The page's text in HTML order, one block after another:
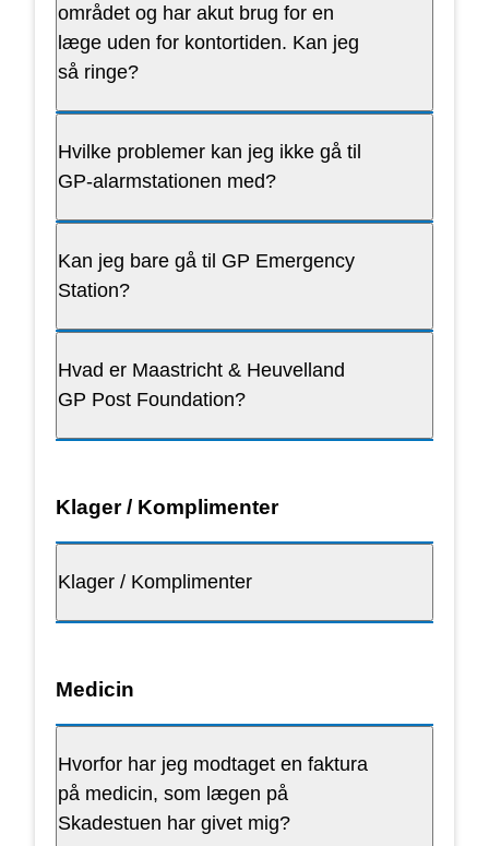
området og har akut brug for en
læge uden for kontortiden. Kan jeg
så ringe?
Hvilke problemer kan jeg ikke gå til
GP-alarmstationen med?
Kan jeg bare gå til GP Emergency
Station?
Hvad er Maastricht & Heuvelland
GP Post Foundation?
Klager / Komplimenter
Klager / Komplimenter
Medicin
Hvorfor har jeg modtaget en faktura
på medicin, som lægen på
Skadestuen har givet mig?